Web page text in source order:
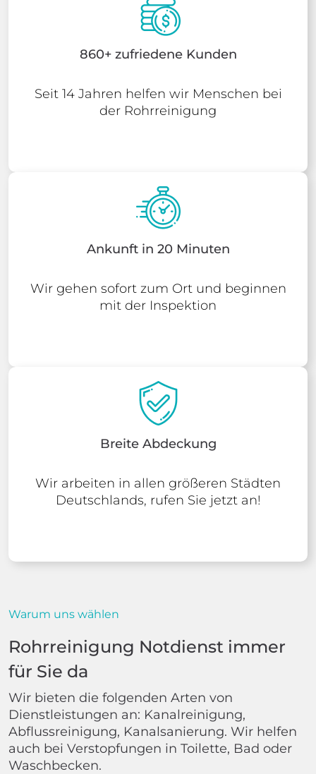
860+ zufriedene Kunden
Seit 14 Jahren helfen wir Menschen bei
der Rohrreinigung
Ankunft in 20 Minuten
Wir gehen sofort zum Ort und beginnen
mit der Inspektion
Breite Abdeckung
Wir arbeiten in allen größeren Städten
Deutschlands, rufen Sie jetzt an!
Warum uns wählen
Rohrreinigung Notdienst immer
für Sie da
Wir bieten die folgenden Arten von
Dienstleistungen an: Kanalreinigung,
Abflussreinigung, Kanalsanierung. Wir helfen
auch bei Verstopfungen in Toilette, Bad oder
Waschbecken.